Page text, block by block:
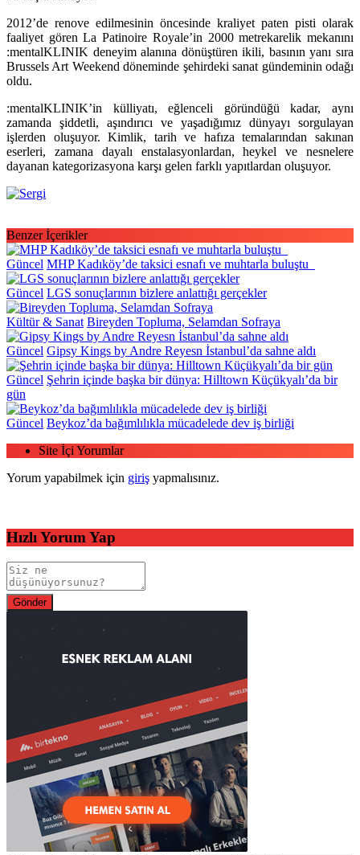
2012’de renove edilmesinin öncesinde kraliyet paten pisti olarak
faaliyet gören La Patinoire Royale’in 2000 metrekarelik mekanını
:mentalKLINIK deneyim alanına dönüştüren ikili, basının yanı sıra
Brussels Art Weekend döneminde şehirdeki sanat gündeminin odağı
oldu.
:mentalKLINIK’in külliyatı, eğlenceli göründüğü kadar, aynı
zamanda şiddetli, aşındırıcı ve yaşadığımız dünyayı sorgulayan
işlerden oluşuyor. Kimlik, tarih ve hafıza temalarından sakınan
eserleri, zamana dayalı enstalasyonlardan, heykel ve nesnelere
dayanan kategorizasyona karşı gelen farklı yapıtlardan oluşuyor.
Benzer İçerikler
Güncel MHP Kadıköy’de taksici esnafı ve muhtarla buluştu
Güncel LGS sonuçlarının bizlere anlattığı gerçekler
Kültür & Sanat Bireyden Topluma, Selamdan Sofraya
Güncel Gipsy Kings by Andre Reyesn İstanbul’da sahne aldı
Güncel Şehrin içinde başka bir dünya: Hilltown Küçükyalı’da bir
gün
Güncel Beykoz’da bağımlılıkla mücadelede dev iş birliği
Site İçi Yorumlar
Yorum yapabilmek için giriş yapmalısınız.
Hızlı Yorum Yap